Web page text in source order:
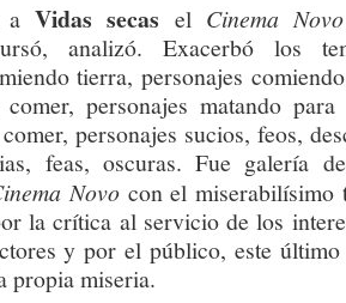
aVidas secas el Cinema Novo
analizó. Exacerbó los
tierra, personajes
personajes matando para
personajes sucios, feos,
feas, oscuras. Fue galería
Novocon el miserabilísimo
la crítica al servicio de los
y por el público, este
propia miseria.